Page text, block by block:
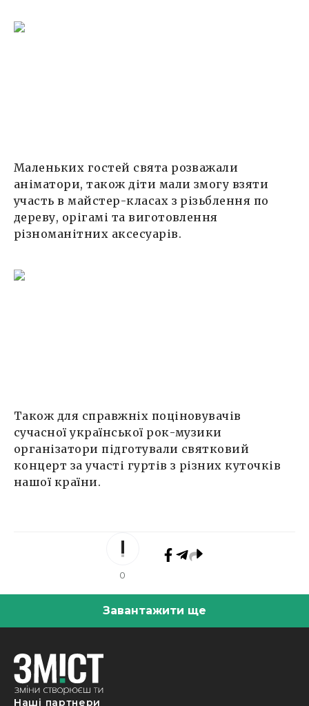
Маленьких гостей свята розважали
аніматори, також діти мали змогу взяти
участь в майстер-класах з різьблення по
дереву, орігамі та виготовлення
різноманітних аксесуарів.
Також для справжніх поціновувачів
сучасної української рок-музики
організатори підготували святковий
концерт за участі гуртів з різних куточків
нашої країни.
0
Завантажити ще
Наші партнери